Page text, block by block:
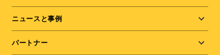
ニュースと事例
パートナー